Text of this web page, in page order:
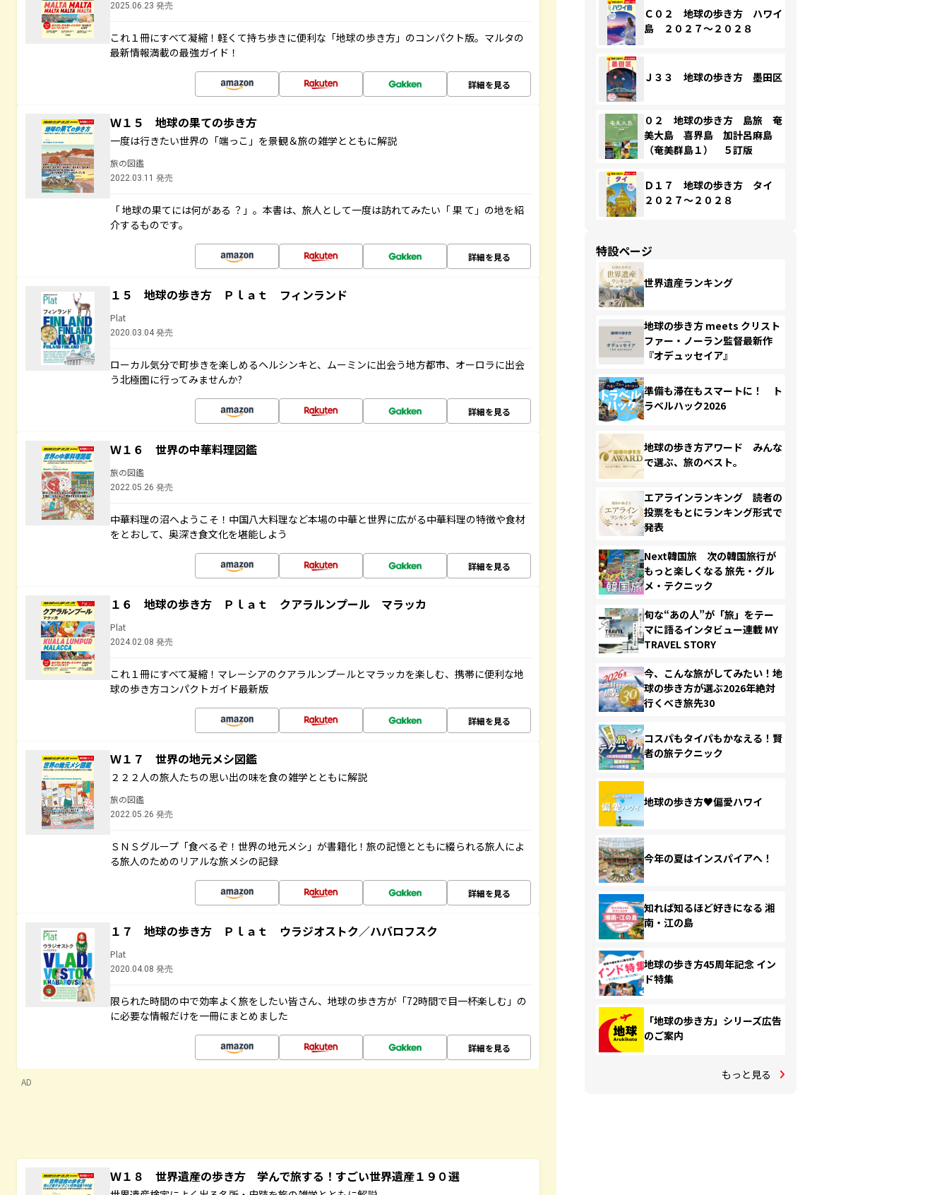
2025.06.23 発売
これ１冊にすべて凝縮！軽くて持ち歩きに便利な「地球の歩き方」のコンパクト版。マルタの
最新情報満載の最強ガイド！
詳細を見る
Ｗ１５ 地球の果ての歩き方
一度は行きたい世界の「端っこ」を景観＆旅の雑学とともに解説
旅の図鑑
2022.03.11 発売
「 地球の果てには何がある ？」。本書は、旅人として一度は訪れてみたい「 果 て」の地を紹
介するものです。
詳細を見る
１５ 地球の歩き方 Ｐｌａｔ フィンランド
Plat
2020.03.04 発売
ローカル気分で町歩きを楽しめるヘルシンキと、ムーミンに出会う地方都市、オーロラに出会
う北極圏に行ってみませんか?
詳細を見る
Ｗ１６ 世界の中華料理図鑑
旅の図鑑
2022.05.26 発売
中華料理の沼へようこそ！中国八大料理など本場の中華と世界に広がる中華料理の特徴や食材
をとおして、奥深き食文化を堪能しよう
詳細を見る
１６ 地球の歩き方 Ｐｌａｔ クアラルンプール マラッカ
Plat
2024.02.08 発売
これ１冊にすべて凝縮！マレーシアのクアラルンプールとマラッカを楽しむ、携帯に便利な地
球の歩き方コンパクトガイド最新版
詳細を見る
Ｗ１７ 世界の地元メシ図鑑
２２２人の旅人たちの思い出の味を食の雑学とともに解説
旅の図鑑
2022.05.26 発売
ＳＮＳグループ「食べるぞ！世界の地元メシ」が書籍化！旅の記憶とともに綴られる旅人によ
る旅人のためのリアルな旅メシの記録
詳細を見る
１７ 地球の歩き方 Ｐｌａｔ ウラジオストク／ハバロフスク
Plat
2020.04.08 発売
限られた時間の中で効率よく旅をしたい皆さん、地球の歩き方が「72時間で目一杯楽しむ」の
に必要な情報だけを一冊にまとめました
詳細を見る
AD
Ｗ１８ 世界遺産の歩き方 学んで旅する！すごい世界遺産１９０選
Ｃ０２ 地球の歩き方 ハワイ
島 ２０２７～２０２８
Ｊ３３ 地球の歩き方 墨田区
０２ 地球の歩き方 島旅 奄
美大島 喜界島 加計呂麻島
（奄美群島１） ５訂版
Ｄ１７ 地球の歩き方 タイ
２０２７～２０２８
特設ページ
世界遺産ランキング
地球の歩き方 meets クリスト
ファー・ノーラン監督最新作
『オデュッセイア』
準備も滞在もスマートに！ ト
ラベルハック2026
地球の歩き方アワード みんな
で選ぶ、旅のベスト。
エアラインランキング 読者の
投票をもとにランキング形式で
発表
Next韓国旅 次の韓国旅行が
もっと楽しくなる 旅先・グル
メ・テクニック
旬な“あの人”が「旅」をテー
マに語るインタビュー連載 MY
TRAVEL STORY
今、こんな旅がしてみたい！地
球の歩き方が選ぶ2026年絶対
行くべき旅先30
コスパもタイパもかなえる！賢
者の旅テクニック
地球の歩き方♥偏愛ハワイ
今年の夏はインスパイアへ！
知れば知るほど好きになる 湘
南・江の島
地球の歩き方45周年記念 イン
ド特集
「地球の歩き方」シリーズ広告
のご案内
もっと見る